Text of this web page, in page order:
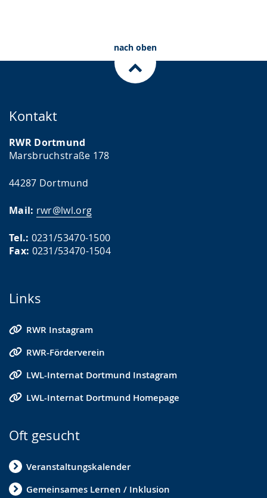
nach oben
Kontakt
RWR Dortmund
Marsbruchstraße 178
44287 Dortmund
Mail: rwr@lwl.org
Tel.: 0231/53470-1500
Fax: 0231/53470-1504
Links
RWR Instagram
RWR-Förderverein
LWL-Internat Dortmund Instagram
LWL-Internat Dortmund Homepage
Oft gesucht
Veranstaltungskalender
Gemeinsames Lernen / Inklusion